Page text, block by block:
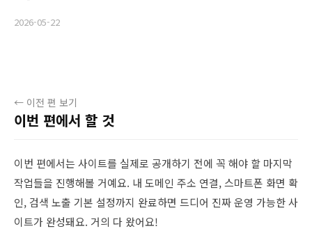
2026-05-22
← 이전 편 보기
이번 편에서 할 것
이번 편에서는 사이트를 실제로 공개하기 전에 꼭 해야 할 마지막
작업들을 진행해볼 거예요. 내 도메인 주소 연결, 스마트폰 화면 확
인, 검색 노출 기본 설정까지 완료하면 드디어 진짜 운영 가능한 사
이트가 완성돼요. 거의 다 왔어요!